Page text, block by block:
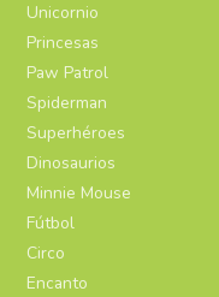
Unicornio
Princesas
Paw Patrol
Spiderman
Superhéroes
Dinosaurios
Minnie Mouse
Fútbol
Circo
Encanto